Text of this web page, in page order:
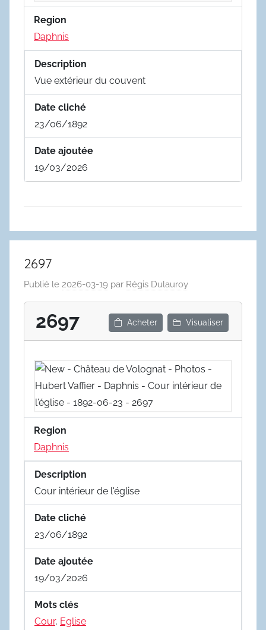
Region
Daphnis
Description
Vue extérieur du couvent
Date cliché
23/06/1892
Date ajoutée
19/03/2026
2697
Publié le 2026-03-19 par Régis Dulauroy
2697 Acheter Visualiser
Region
Daphnis
Description
Cour intérieur de l'église
Date cliché
23/06/1892
Date ajoutée
19/03/2026
Mots clés
Cour, Eglise